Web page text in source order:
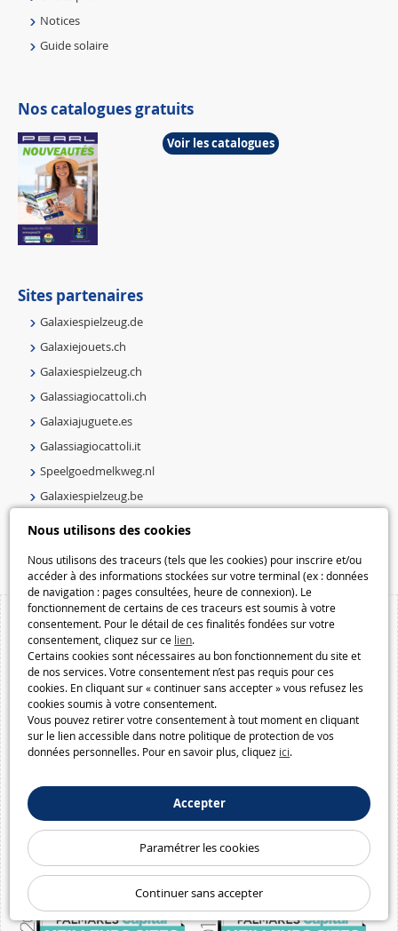
Nous utilisons des cookies
Nous utilisons des traceurs (tels que les cookies) pour inscrire et/ou
accéder à des informations stockées sur votre terminal (ex : données
de navigation : pages consultées, heure de connexion). Le
fonctionnement de certains de ces traceurs est soumis à votre
consentement. Pour le détail de ces finalités fondées sur votre
consentement, cliquez sur ce lien.
Certains cookies sont nécessaires au bon fonctionnement du site et
de nos services. Votre consentement n’est pas requis pour ces
cookies. En cliquant sur « continuer sans accepter » vous refusez les
cookies soumis à votre consentement.
Vous pouvez retirer votre consentement à tout moment en cliquant
sur le lien accessible dans notre politique de protection de vos
données personnelles. Pour en savoir plus, cliquez ici.
Accepter
Paramétrer les cookies
Continuer sans accepter
Notices
Guide solaire
Nos catalogues gratuits
Voir les catalogues
Sites partenaires
Galaxiespielzeug.de
Galaxiejouets.ch
Galaxiespielzeug.ch
Galassiagiocattoli.ch
Galaxiajuguete.es
Galassiagiocattoli.it
Speelgoedmelkweg.nl
Galaxiespielzeug.be